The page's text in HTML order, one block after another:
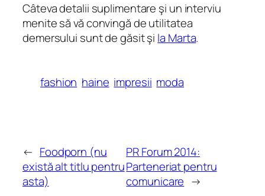
Câteva detalii suplimentare şi un interviu
menite să vă convingă de utilitatea
demersului sunt de găsit şi la Marta.
fashion haine impresii moda
← Foodporn (nu
există alt titlu pentru
asta)
PR Forum 2014:
Parteneriat pentru
comunicare →